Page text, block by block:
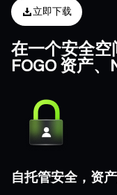
立即下载
在一个安全
FOGO 资产
自托管安全，资